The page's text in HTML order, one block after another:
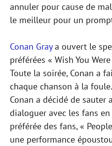
annuler pour cause de
le meilleur pour un
Conan Graya ouvert le
préférées « Wish You
Toute la soirée, Conan a
chaque chanson à la
Conan a décidé de sauter
dialoguer avec les fans
préférée des fans, «
une performance